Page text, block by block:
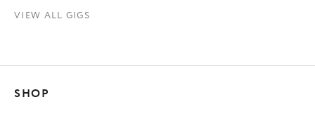
VIEW ALL GIGS
SHOP